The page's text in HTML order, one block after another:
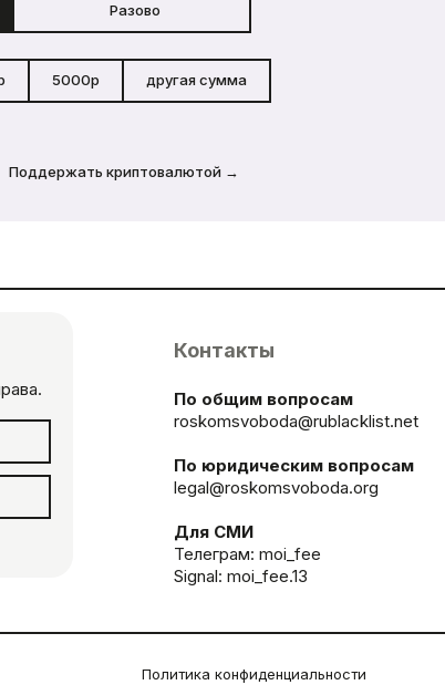
Разово
5000р другая сумма
Поддержать криптовалютой →
Контакты
По общим вопросам
roskomsvoboda@rublacklist.net
По юридическим вопросам
legal@roskomsvoboda.org
Для СМИ
Телеграм: moi_fee
Signal: moi_fee.13
Политика конфиденциальности